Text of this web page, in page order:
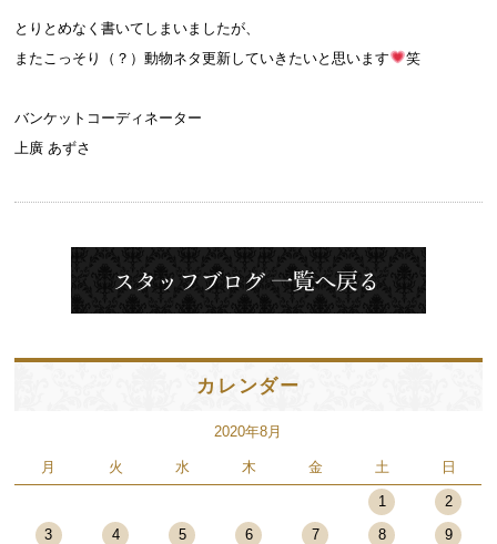
とりとめなく書いてしまいましたが、
またこっそり（？）動物ネタ更新していきたいと思います
笑
バンケットコーディネーター
上廣 あずさ
カレンダー
2020年8月
月 火 水 木 金 土 日
1
2
3
4 5 6 7 8 9